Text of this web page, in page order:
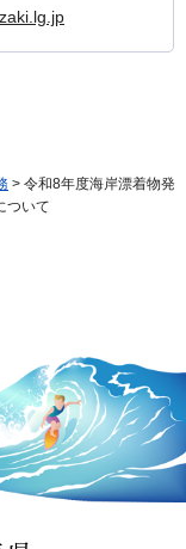
> 令和8年度海岸漂着物発
ついて